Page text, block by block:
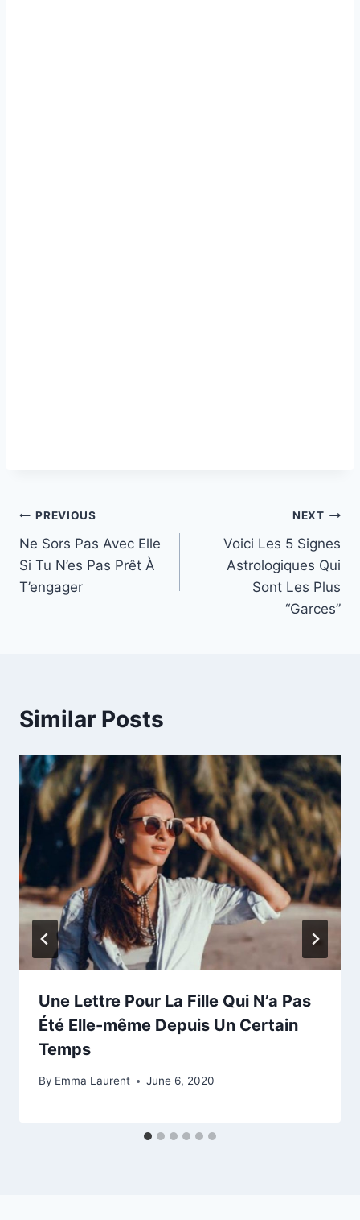
Post
navigation
PREVIOUS
Ne Sors Pas Avec Elle
Si Tu N’es Pas Prêt À
T’engager
NEXT
Voici Les 5 Signes
Astrologiques Qui
Sont Les Plus
“Garces”
Similar Posts
Une Lettre Pour La Fille Qui N’a Pas
Été Elle-même Depuis Un Certain
Temps
By Emma Laurent June 6, 2020